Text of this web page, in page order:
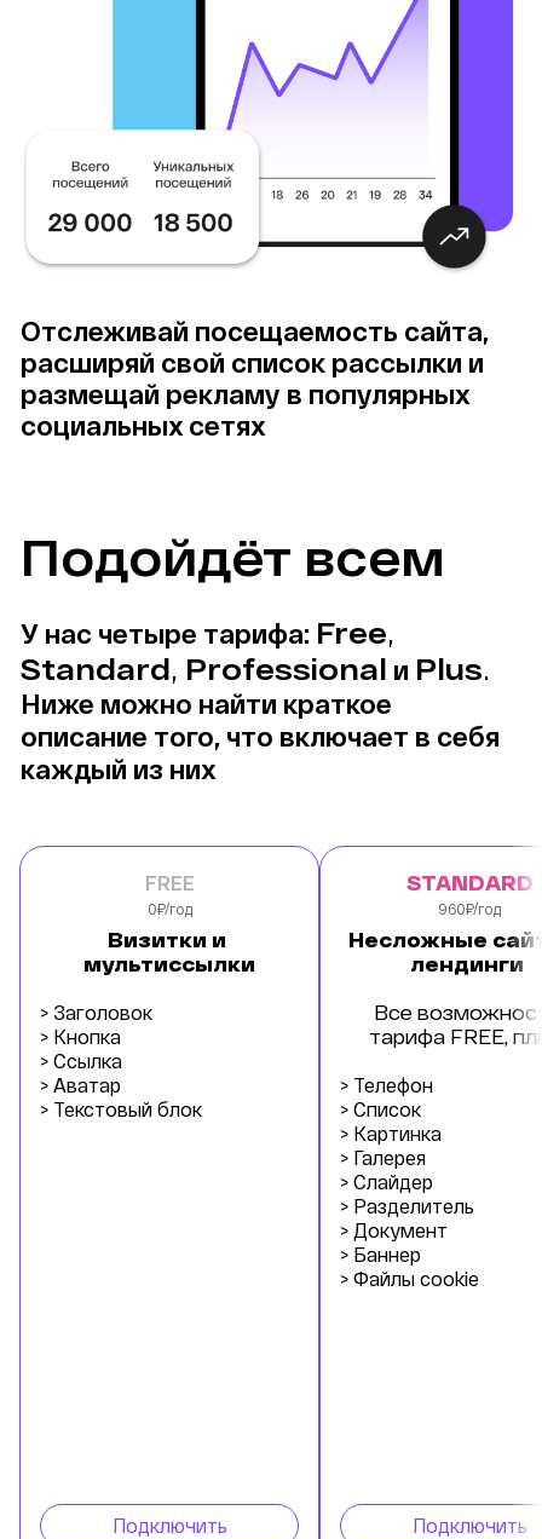
Отслеживай посещаемость сайта,
расширяй свой список рассылки и
размещай рекламу в популярных
социальных сетях
Подойдёт всем
У нас четыре тарифа: Free,
Standard, Professional и Plus.
Ниже можно найти краткое
описание того, что включает в себя
каждый из них
FREE
0₽/год
Визитки и
мультиссылки
> Заголовок
> Кнопка
> Ссылка
> Аватар
> Текстовый блок
Подключить
STANDARD
960₽/год
Несложные
лендинги
Все
тарифа FREE,
> Телефон
> Список
> Картинка
> Галерея
> Слайдер
> Разделитель
> Документ
> Баннер
> Файлы cookie
Подключить